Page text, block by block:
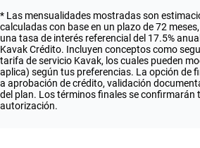
* Las mensualidades mostradas son
calculadas con base en un plazo de 72
una tasa de interés referencial del 17.5%
Kavak Crédito. Incluyen conceptos como
tarifa de servicio Kavak, los cuales pueden
aplica) según tus preferencias. La opción de
a aprobación de crédito, validación
del plan. Los términos finales se confirmarán
autorización.